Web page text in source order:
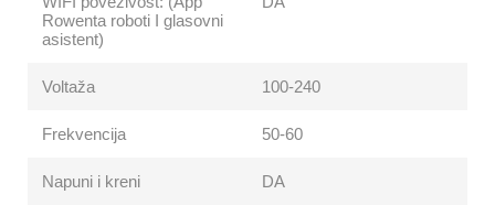
Rowenta roboti I glasovni
asistent)
Voltaža 100-240
Frekvencija 50-60
Napuni i kreni DA